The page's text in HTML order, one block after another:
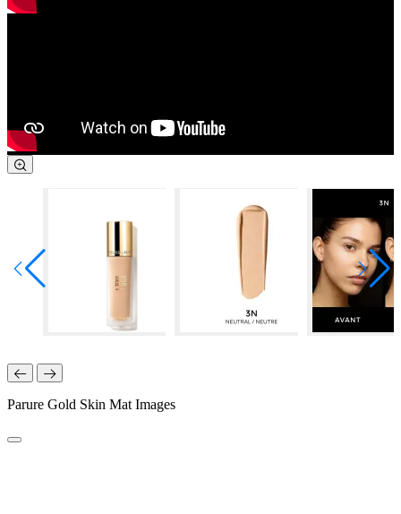
Parure Gold Skin Mat Images